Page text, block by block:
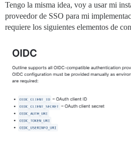
Tengo la misma idea, voy a usar mi
proveedor de SSO para mi
requiere los siguientes elementos de